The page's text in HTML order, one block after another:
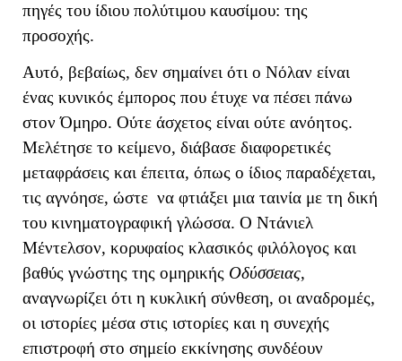
πηγές του ίδιου πολύτιμου καυσίμου: της
προσοχής.
Αυτό, βεβαίως, δεν σημαίνει ότι ο Νόλαν είναι
ένας κυνικός έμπορος που έτυχε να πέσει πάνω
στον Όμηρο. Ούτε άσχετος είναι ούτε ανόητος.
Μελέτησε το κείμενο, διάβασε διαφορετικές
μεταφράσεις και έπειτα, όπως ο ίδιος παραδέχεται,
τις αγνόησε, ώστε να φτιάξει μια ταινία με τη δική
του κινηματογραφική γλώσσα. Ο Ντάνιελ
Μέντελσον, κορυφαίος κλασικός φιλόλογος και
βαθύς γνώστης της ομηρικής Οδύσσειας,
αναγνωρίζει ότι η κυκλική σύνθεση, οι αναδρομές,
οι ιστορίες μέσα στις ιστορίες και η συνεχής
επιστροφή στο σημείο εκκίνησης συνδέουν